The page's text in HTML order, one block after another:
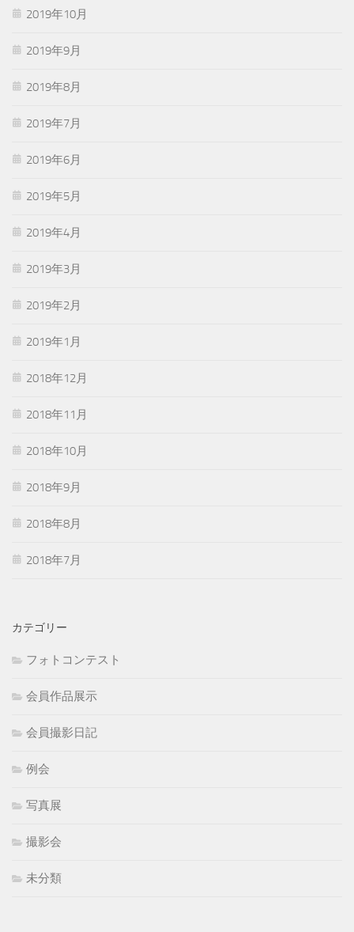
2019年10月
2019年9月
2019年8月
2019年7月
2019年6月
2019年5月
2019年4月
2019年3月
2019年2月
2019年1月
2018年12月
2018年11月
2018年10月
2018年9月
2018年8月
2018年7月
カテゴリー
フォトコンテスト
会員作品展示
会員撮影日記
例会
写真展
撮影会
未分類